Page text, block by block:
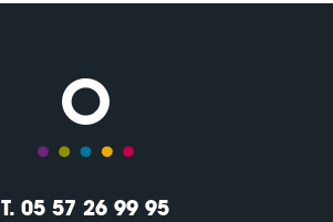
T. 05 57 26 99 95